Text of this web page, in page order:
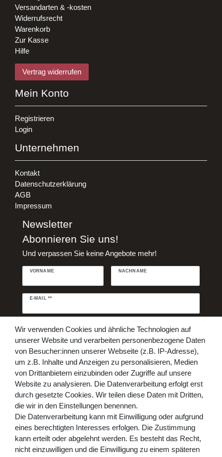
Versandarten & -kosten
Widerrufsrecht
Warenkorb
Zur Kasse
Hilfe
Vertrag widerrufen
Mein Konto
Registrieren
Login
Unternehmen
Kontakt
Datenschutzerklärung
AGB
Impressum
Newsletter
Abonnieren Sie uns!
Und verpassen Sie keine Angebote mehr!
VORNAME NACHNAME
E-MAIL **
Newsletter
Hiermit bestätige ich, dass ich dieDaten­schutz­erklärung
Abonnieren
** Hierbei handelt es sich um ein Pflichtfeld.
Bezahlen Sie bequem per
Wir verwenden Cookies und ähnliche Technologien auf
unserer Website und verarbeiten personenbezogene Daten
von Besucher:innen unserer Webseite (z.B. IP-Adresse),
um z.B. Inhalte und Anzeigen zu personalisieren, Medien
von Drittanbietern einzubinden oder Zugriffe auf unsere
Website zu analysieren. Die Datenverarbeitung erfolgt erst
durch gesetzte Cookies. Wir teilen diese Daten mit Dritten,
die wir in den Einstellungen benennen.
Die Datenverarbeitung kann mit Einwilligung oder aufgrund
eines berechtigten Interesses erfolgen. Die Zustimmung
kann erteilt oder abgelehnt werden. Es besteht das Recht,
nicht einzuwilligen und die Einwilligung zu einem späteren